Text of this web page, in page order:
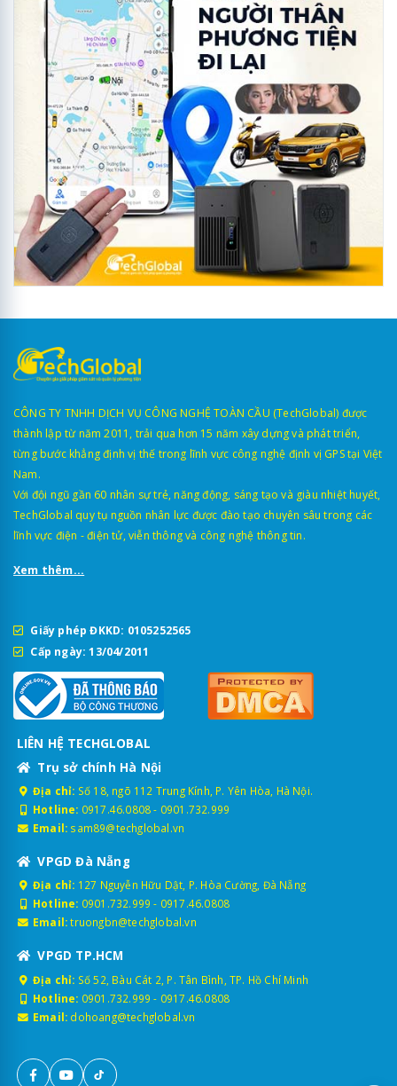
CÔNG TY TNHH DỊCH VỤ CÔNG NGHỆ TOÀN CẦU (TechGlobal) được
thành lập từ năm 2011, trải qua hơn 15 năm xây dựng và phát triển,
từng bước khẳng định vị thế trong lĩnh vực công nghệ định vị GPS tại Việt
Nam.
Với đội ngũ gần 60 nhân sự trẻ, năng động, sáng tạo và giàu nhiệt huyết,
TechGlobal quy tụ nguồn nhân lực được đào tạo chuyên sâu trong các
lĩnh vực điện - điện tử, viễn thông và công nghệ thông tin.
Xem thêm...
Giấy phép ĐKKD: 0105252565
Cấp ngày: 13/04/2011
LIÊN HỆ TECHGLOBAL
Trụ sở chính Hà Nội
Địa chỉ: Số 18, ngõ 112 Trung Kính, P. Yên Hòa, Hà Nội.
Hotline: 0917.46.0808- 0901.732.999
Email: sam89@techglobal.vn
VPGD Đà Nẵng
Địa chỉ: 127 Nguyễn Hữu Dật, P. Hòa Cường, Đà Nẵng
Hotline: 0901.732.999 - 0917.46.0808
Email: truongbn@techglobal.vn
VPGD TP.HCM
Địa chỉ: Số 52, Bàu Cát 2, P. Tân Bình, TP. Hồ Chí Minh
Hotline: 0901.732.999 - 0917.46.0808
Email: dohoang@techglobal.vn